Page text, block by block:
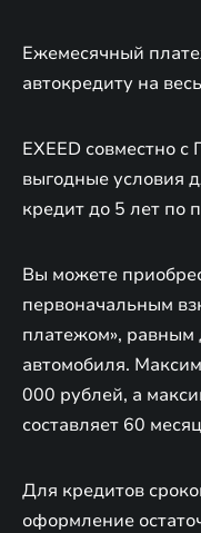
Ежемесячный
автокредиту на
EXEED совместно
выгодные условия
кредит до 5 лет по
Вы можете
первоначальным
платежом», равным
автомобиля.
000 рублей, а
составляет 60
Для кредитов
оформление